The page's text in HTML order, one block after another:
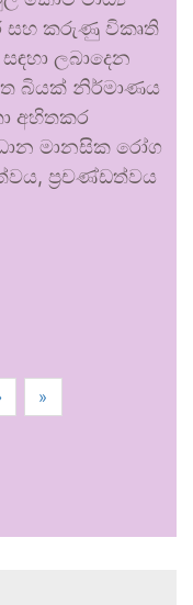
සහ කරුණු විකෘති
ලබාදෙන
බියක් නිර්මාණය
අහිතකර
මානසික රෝග
ප්‍රචණ්ඩත්වය
»